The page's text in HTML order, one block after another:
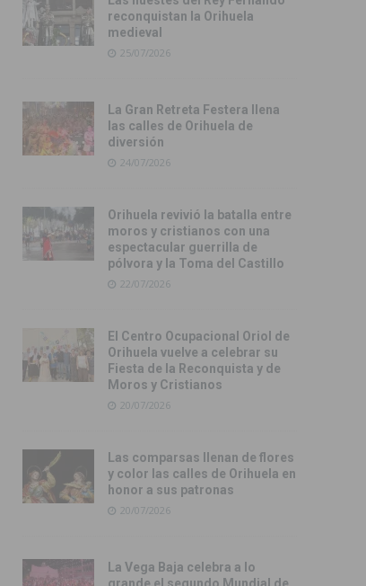
reconquistan la Orihuela
medieval
25/07/2026
La Gran Retreta Festera llena
las calles de Orihuela de
diversión
24/07/2026
Orihuela revivió la batalla entre
moros y cristianos con una
espectacular guerrilla de
pólvora y la Toma del Castillo
22/07/2026
El Centro Ocupacional Oriol de
Orihuela vuelve a celebrar su
Fiesta de la Reconquista y de
Moros y Cristianos
20/07/2026
Las comparsas llenan de flores
y color las calles de Orihuela en
honor a sus patronas
20/07/2026
La Vega Baja celebra a lo